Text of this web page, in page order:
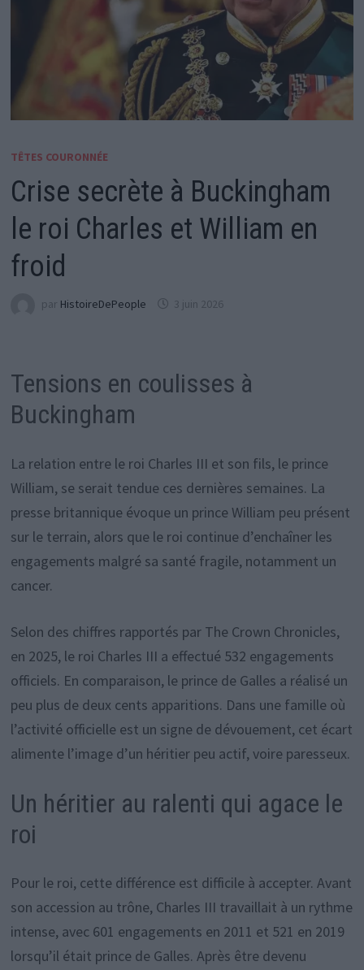
TÊTES COURONNÉE
Crise secrète à Buckingham
le roi Charles et William en
froid
par HistoireDePeople 3 juin 2026
Tensions en coulisses à
Buckingham
La relation entre le roi Charles III et son fils, le prince
William, se serait tendue ces dernières semaines. La
presse britannique évoque un prince William peu présent
sur le terrain, alors que le roi continue d’enchaîner les
engagements malgré sa santé fragile, notamment un
cancer.
Selon des chiffres rapportés par The Crown Chronicles,
en 2025, le roi Charles III a effectué 532 engagements
officiels. En comparaison, le prince de Galles a réalisé un
peu plus de deux cents apparitions. Dans une famille où
l’activité officielle est un signe de dévouement, cet écart
alimente l’image d’un héritier peu actif, voire paresseux.
Un héritier au ralenti qui agace le
roi
Pour le roi, cette différence est difficile à accepter. Avant
son accession au trône, Charles III travaillait à un rythme
intense, avec 601 engagements en 2011 et 521 en 2019
lorsqu’il était prince de Galles. Après être devenu